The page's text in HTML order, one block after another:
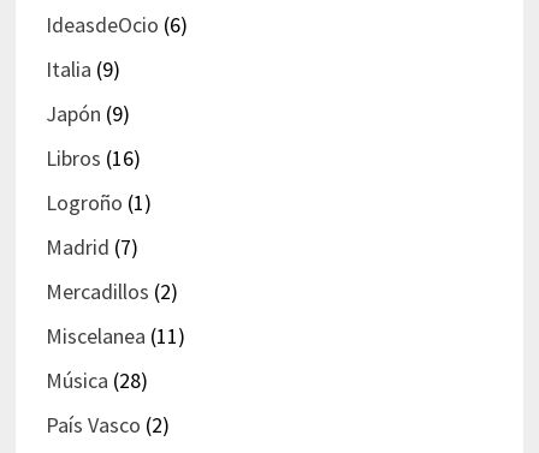
IdeasdeOcio (6)
Italia (9)
Japón (9)
Libros (16)
Logroño (1)
Madrid (7)
Mercadillos (2)
Miscelanea (11)
Música (28)
País Vasco (2)